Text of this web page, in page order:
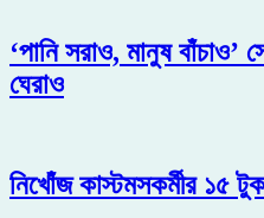
‘পানি সরাও, মানুষ বাঁচাও’
ঘেরাও
নিখোঁজ কাস্টমসকর্মীর ১৫